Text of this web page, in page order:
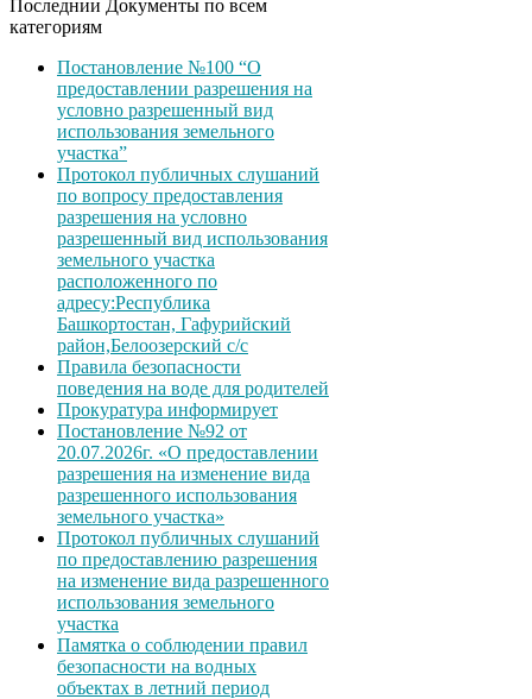
Последнии Документы по всем
категориям
Постановление №100 “О
предоставлении разрешения на
условно разрешенный вид
использования земельного
участка”
Протокол публичных слушаний
по вопросу предоставления
разрешения на условно
разрешенный вид использования
земельного участка
расположенного по
адресу:Республика
Башкортостан, Гафурийский
район,Белоозерский с/с
Правила безопасности
поведения на воде для родителей
Прокуратура информирует
Постановление №92 от
20.07.2026г. «О предоставлении
разрешения на изменение вида
разрешенного использования
земельного участка»
Протокол публичных слушаний
по предоставлению разрешения
на изменение вида разрешенного
использования земельного
участка
Памятка о соблюдении правил
безопасности на водных
объектах в летний период